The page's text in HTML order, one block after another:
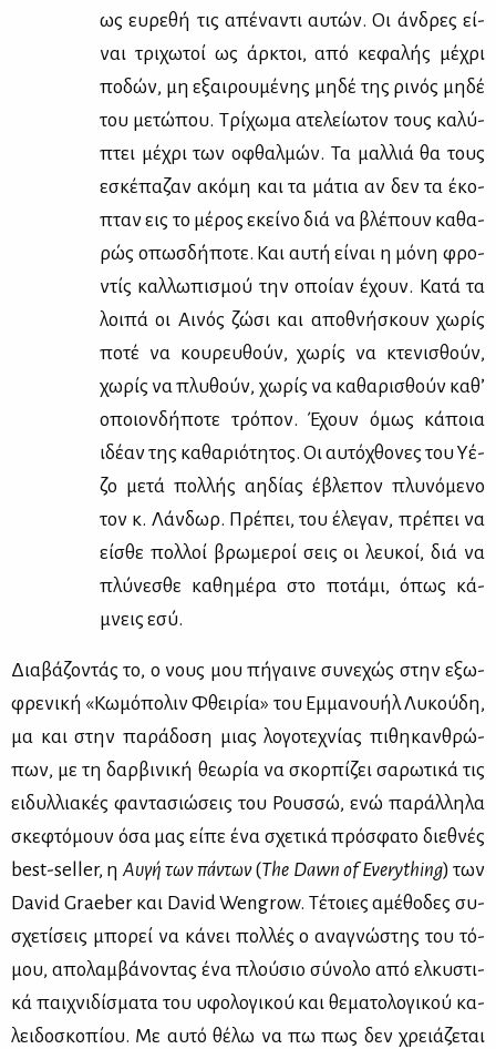
ως ευ­ρε­θή τις απέ­να­ντι αυ­τών. Οι άν­δρες εί­
ναι τρι­χω­τοί ως άρ­κτοι, από κε­φα­λής μέ­χρι
πο­δών, μη εξαι­ρου­μέ­νης μη­δέ της ρι­νός μη­δέ
του με­τώ­που. Τρί­χω­μα ατε­λεί­ω­τον τους κα­λύ­
πτει μέ­χρι των οφθαλ­μών. Τα μαλ­λιά θα τους
εσκέ­πα­ζαν ακό­μη και τα μά­τια αν δεν τα έκο­
πταν εις το μέ­ρος εκεί­νο διά να βλέ­πουν κα­θα­
ρώς οπωσ­δή­πο­τε. Και αυ­τή εί­ναι η μό­νη φρο­
ντίς καλ­λω­πι­σμού την οποί­αν έχουν. Κα­τά τα
λοι­πά οι Αι­νός ζώ­σι και απο­θνή­σκουν χω­ρίς
πο­τέ να κου­ρευ­θούν, χω­ρίς να κτε­νι­σθούν,
χω­ρίς να πλυ­θούν, χω­ρίς να κα­θα­ρι­σθούν κα­θ’
οποιον­δή­πο­τε τρό­πον. Έχουν όμως κά­ποια
ιδέ­αν της κα­θα­ριό­τη­τος. Οι αυ­τό­χθο­νες του Υέ­
ζο με­τά πολ­λής αη­δί­ας έβλε­πον πλυ­νό­με­νο
τον κ. Λάν­δωρ. Πρέ­πει, του έλε­γαν, πρέ­πει να
εί­σθε πολ­λοί βρω­με­ροί σεις οι λευ­κοί, διά να
πλύ­νε­σθε κα­θη­μέ­ρα στο πο­τά­μι, όπως κά­
μνεις εσύ.
Δια­βά­ζο­ντάς το, ο νους μου πή­γαι­νε συ­νε­χώς στην εξω­
φρε­νι­κή «Κω­μό­πο­λιν Φθει­ρία» του Εμ­μα­νου­ήλ Λυ­κού­δη,
μα και στην πα­ρά­δο­ση μιας λο­γο­τε­χνί­ας πι­θη­καν­θρώ­
πων, με τη δαρ­βι­νι­κή θε­ω­ρία να σκορ­πί­ζει σα­ρω­τι­κά τις
ει­δυλ­λια­κές φα­ντα­σιώ­σεις του Ρουσ­σώ, ενώ πα­ράλ­λη­λα
σκε­φτό­μουν όσα μας εί­πε ένα σχε­τι­κά πρό­σφα­το διε­θνές
best-seller, η Αυ­γή των πά­ντων(The Dawn of Everything) των
David Graeber και David Wengrow. Τέ­τοιες αμέ­θο­δες συ­
σχε­τί­σεις μπο­ρεί να κά­νει πολ­λές ο ανα­γνώ­στης του τό­
μου, απο­λαμ­βά­νο­ντας ένα πλού­σιο σύ­νο­λο από ελ­κυ­στι­
κά παι­χνι­δί­σμα­τα του υφο­λο­γι­κού και θε­μα­το­λο­γι­κού κα­
λει­δο­σκο­πί­ου. Με αυ­τό θέ­λω να πω πως δεν χρειά­ζε­ται